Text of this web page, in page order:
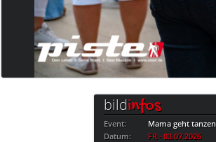
bildinfos
Event:
Mama geht tanzen
Datum:
FR · 03.07.2026